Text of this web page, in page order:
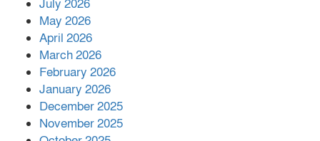
July 2026
May 2026
April 2026
March 2026
February 2026
January 2026
December 2025
November 2025